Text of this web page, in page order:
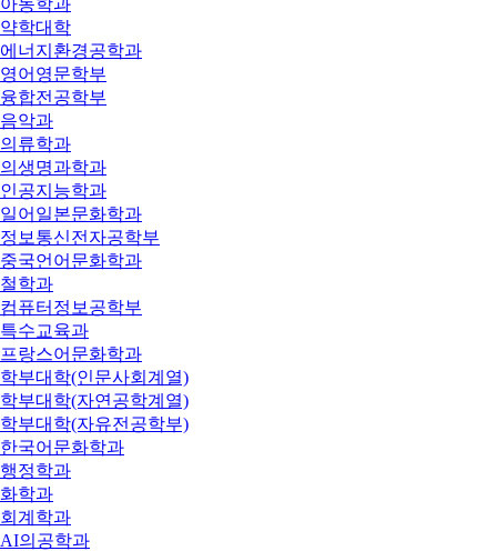
아동학과
약학대학
에너지환경공학과
영어영문학부
융합전공학부
음악과
의류학과
의생명과학과
인공지능학과
일어일본문화학과
정보통신전자공학부
중국언어문화학과
철학과
컴퓨터정보공학부
특수교육과
프랑스어문화학과
학부대학(인문사회계열)
학부대학(자연공학계열)
학부대학(자유전공학부)
한국어문화학과
행정학과
화학과
회계학과
AI의공학과